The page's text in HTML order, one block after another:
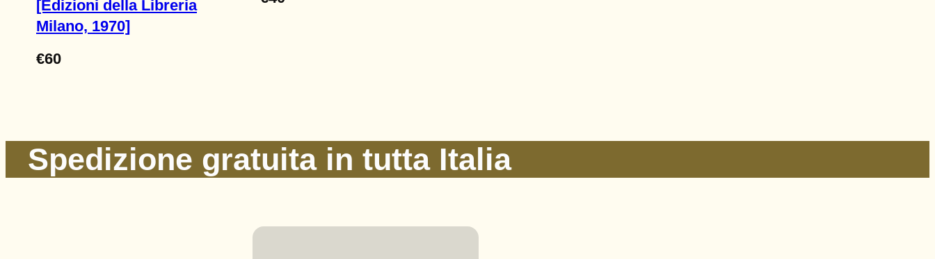
[Edizioni della Libreria
Milano, 1970]
€60
Spedizione gratuita in tutta Italia